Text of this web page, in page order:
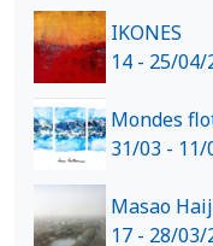
IKONES
14 - 25/04/
Mondes
31/03 - 11/
Masao
17 - 28/03/